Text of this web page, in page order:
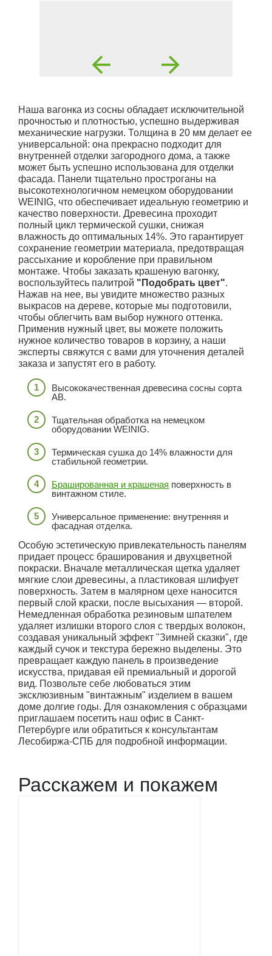
Наша вагонка из сосны обладает исключительной
прочностью и плотностью, успешно выдерживая
механические нагрузки. Толщина в 20 мм делает ее
универсальной: она прекрасно подходит для
внутренней отделки загородного дома, а также
может быть успешно использована для отделки
фасада. Панели тщательно простроганы на
высокотехнологичном немецком оборудовании
WEINIG, что обеспечивает идеальную геометрию и
качество поверхности. Древесина проходит
полный цикл термической сушки, снижая
влажность до оптимальных 14%. Это гарантирует
сохранение геометрии материала, предотвращая
рассыхание и коробление при правильном
монтаже. Чтобы заказать крашеную вагонку,
воспользуйтесь палитрой "Подобрать цвет".
Нажав на нее, вы увидите множество разных
выкрасов на дереве, которые мы подготовили,
чтобы облегчить вам выбор нужного оттенка.
Применив нужный цвет, вы можете положить
нужное количество товаров в корзину, а наши
эксперты свяжутся с вами для уточнения деталей
заказа и запустят его в работу.
Высококачественная древесина сосны сорта
АВ.
Тщательная обработка на немецком
оборудовании WEINIG.
Термическая сушка до 14% влажности для
стабильной геометрии.
Брашированная и крашеная поверхность в
винтажном стиле.
Универсальное применение: внутренняя и
фасадная отделка.
Особую эстетическую привлекательность панелям
придает процесс браширования и двухцветной
покраски. Вначале металлическая щетка удаляет
мягкие слои древесины, а пластиковая шлифует
поверхность. Затем в малярном цехе наносится
первый слой краски, после высыхания — второй.
Немедленная обработка резиновым шпателем
удаляет излишки второго слоя с твердых волокон,
создавая уникальный эффект "Зимней сказки", где
каждый сучок и текстура бережно выделены. Это
превращает каждую панель в произведение
искусства, придавая ей премиальный и дорогой
вид. Позвольте себе любоваться этим
эксклюзивным "винтажным" изделием в вашем
доме долгие годы. Для ознакомления с образцами
приглашаем посетить наш офис в Санкт-
Петербурге или обратиться к консультантам
Лесобиржа-СПБ для подробной информации.
Расскажем и покажем